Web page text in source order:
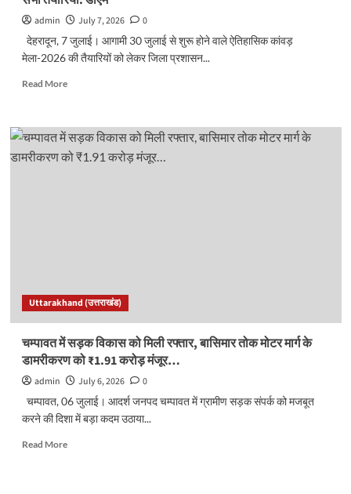
admin July 7, 2026
0
देहरादून, 7 जुलाई। आगामी 30 जुलाई से शुरू होने वाले ऐतिहासिक कांवड़
मेला-2026 की तैयारियों को लेकर जिला प्रशासन...
Read MoreRead
30
जुलाई
से
होंगी
डीएम
Uttarakhand (उत्तराखंड)
चम्पावत में सड़क विकास को मिली रफ्तार, बासिमार तोक मोटर मार्ग के
डामरीकरण को ₹1.91 करोड़ मंजूर…
admin July 6, 2026
0
चम्पावत, 06 जुलाई। आदर्श जनपद चम्पावत में ग्रामीण सड़क संपर्क को मजबूत
करने की दिशा में बड़ा कदम उठाया...
Read MoreRead